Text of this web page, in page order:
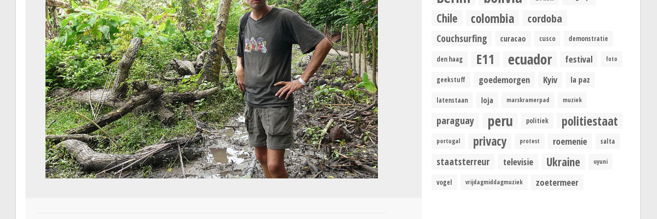
Chile colombia cordoba
Couchsurfing curacao cusco demonstratie
den haag E11 ecuador festival foto
geekstuff goedemorgen Kyiv la paz
latenstaan loja marskramerpad muziek
paraguay peru politiek politiestaat
portugal privacy protest roemenie salta
staatsterreur televisie Ukraine uyuni
vogel vrijdagmiddagmuziek zoetermeer